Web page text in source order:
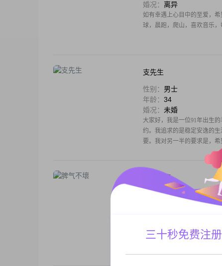
婚况： 离异
如有幸遇上心目中的至爱，
球，晨跑，爬山，喜欢音乐，
支先生
性别： 男士
年龄： 34
婚况： 未婚
大家好，我是一位91年出生
约。我追求的是稳定安逸的
要。我对另一半的要求是，
脾气不壞
性别：男士
这个范围，学历是高中及以
三十秒免费注